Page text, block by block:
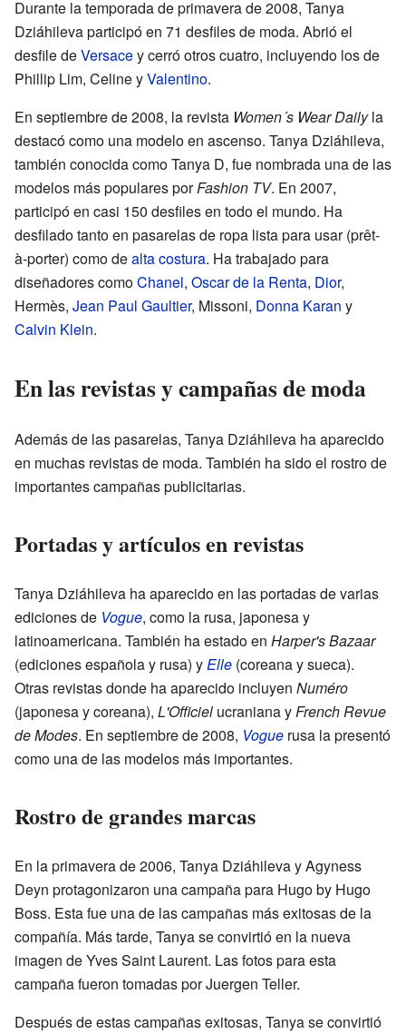
Durante la temporada de primavera de 2008, Tanya
Dziáhileva participó en 71 desfiles de moda. Abrió el
desfile deVersacey cerró otros cuatro, incluyendo los de
Phillip Lim, Celine yValentino.
En septiembre de 2008, la revista Women´s Wear Dailyla
destacó como una modelo en ascenso. Tanya Dziáhileva,
también conocida como Tanya D, fue nombrada una de las
modelos más populares porFashion TV. En 2007,
participó en casi 150 desfiles en todo el mundo. Ha
desfilado tanto en pasarelas de ropa lista para usar (prêt-
à-porter) como dealta costura. Ha trabajado para
diseñadores comoChanel, Oscar de la Renta, Dior,
Hermès, Jean Paul Gaultier, Missoni, Donna Karan y
Calvin Klein.
En las revistas y campañas de moda
Además de las pasarelas, Tanya Dziáhileva ha aparecido
en muchas revistas de moda. También ha sido el rostro de
importantes campañas publicitarias.
Portadas y artículos en revistas
Tanya Dziáhileva ha aparecido en las portadas de varias
ediciones de Vogue, como la rusa, japonesa y
latinoamericana. También ha estado en Harper's Bazaar
(ediciones española y rusa) yElle (coreana y sueca).
Otras revistas donde ha aparecido incluyen Numéro
(japonesa y coreana), L'Officiel ucraniana yFrench Revue
de Modes. En septiembre de 2008, Vogue rusa la presentó
como una de las modelos más importantes.
Rostro de grandes marcas
En la primavera de 2006, Tanya Dziáhileva y Agyness
Deyn protagonizaron una campaña para Hugo by Hugo
Boss. Esta fue una de las campañas más exitosas de la
compañía. Más tarde, Tanya se convirtió en la nueva
imagen de Yves Saint Laurent. Las fotos para esta
campaña fueron tomadas por Juergen Teller.
Después de estas campañas exitosas, Tanya se convirtió